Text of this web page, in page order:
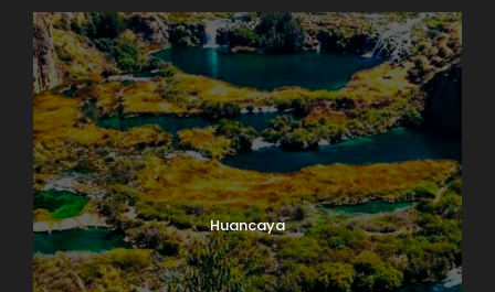
Huancaya